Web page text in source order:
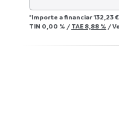
*Importe a financiar132,23 €
TIN 0,00 % / TAE 8,88 % /